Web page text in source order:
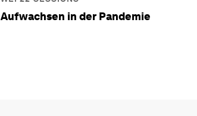
Aufwachsen in der Pandemie